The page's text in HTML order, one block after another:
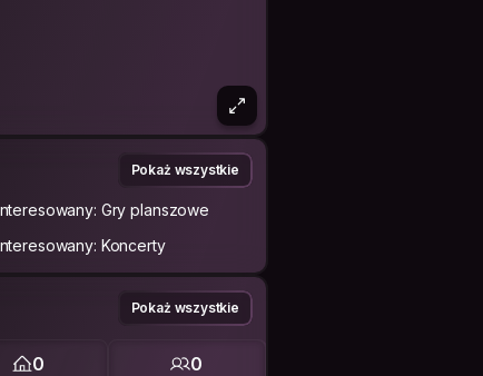
Pokaż wszystkie
Gry planszowe
Koncerty
Pokaż wszystkie
0 0